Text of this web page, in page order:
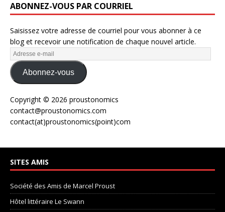
ABONNEZ-VOUS PAR COURRIEL
Saisissez votre adresse de courriel pour vous abonner à ce
blog et recevoir une notification de chaque nouvel article.
Abonnez-vous
Copyright © 2026 proustonomics
contact@proustonomics.com
contact(at)proustonomics(point)com
SITES AMIS
Société des Amis de Marcel Proust
Hôtel littéraire Le Swann